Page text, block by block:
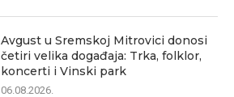
Avgust u Sremskoj Mitrovici donosi
četiri velika događaja: Trka, folklor,
koncerti i Vinski park
06.08.2026.